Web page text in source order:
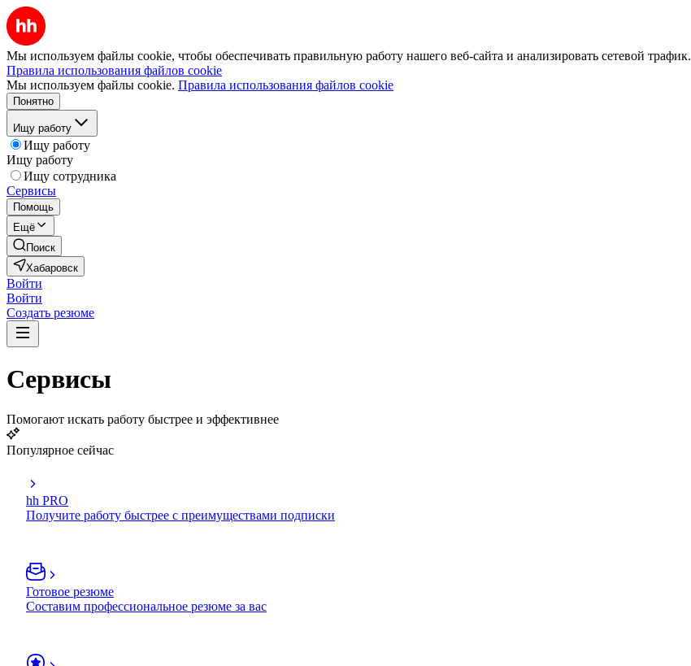
Мы используем файлы cookie, чтобы обеспечивать правильную работу нашего веб-сайта и анализировать сетевой трафик.
Правила использования файлов cookie
Мы используем файлы cookie. Правила использования файлов cookie
Понятно
Ищу работу
Ищу работу
Ищу работу
Ищу сотрудника
Сервисы
Помощь
Ещё
Поиск
Хабаровск
Войти
Войти
Создать резюме
Сервисы
Помогают искать работу быстрее и эффективнее
Популярное сейчас
hh PRO
Получите работу быстрее с преимуществами подписки
Готовое резюме
Составим профессиональное резюме за вас